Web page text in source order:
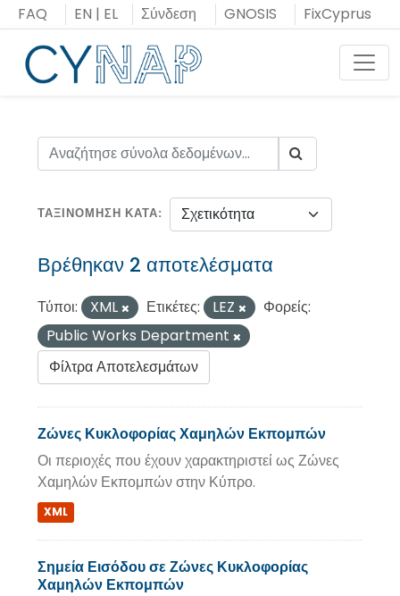
Μεταπήδηση
στο
περιεχόμενο
FAQ EN | EL Σύνδεση GNOSIS FixCyprus
ΤΑΞΙΝΌΜΗΣΗ ΚΑΤΆ
Βρέθηκαν 2 αποτελέσματα
Τύποι: XML Ετικέτες: LEZ
Φορείς:
Public Works Department
Φίλτρα Αποτελεσμάτων
Ζώνες Κυκλοφορίας Χαμηλών Εκπομπών
Οι περιοχές που έχουν χαρακτηριστεί ως Ζώνες
Χαμηλών Εκπομπών στην Κύπρο.
XML
Σημεία Εισόδου σε Ζώνες Κυκλοφορίας
Χαμηλών Εκπομπών